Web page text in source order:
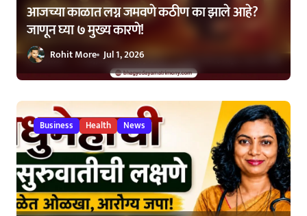
आजच्या काळात लग्न जमवणे कठीण का झाले आहे?
जाणून घ्या ७ मुख्य कारणे!
Rohit More Jul 1, 2026
Business Health News